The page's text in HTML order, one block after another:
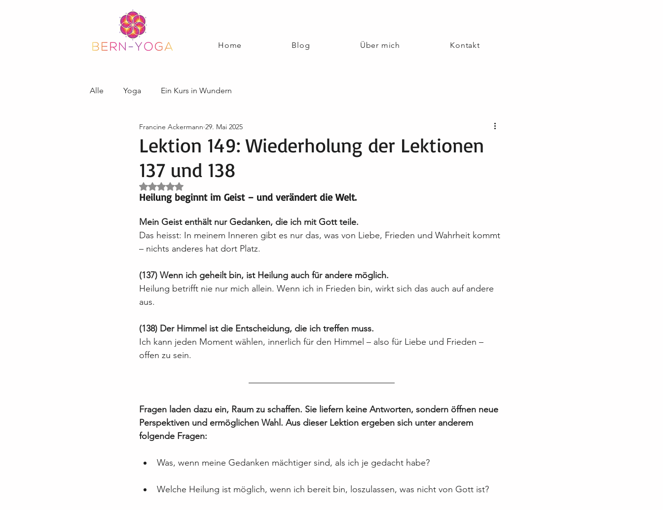
Home Blog Über mich Kontakt
Alle Yoga Ein Kurs in Wundern
Lektion 149: Wiederholung der Lektionen
137 und 138
Francine Ackermann 29. Mai 2025
Mit NaN von 5 Sternen bewertet.
Heilung beginnt im Geist – und verändert die Welt.
Mein Geist enthält nur Gedanken, die ich mit Gott teile.
Das heisst: In meinem Inneren gibt es nur das, was von Liebe, Frieden und Wahrheit kommt
– nichts anderes hat dort Platz.
(137) Wenn ich geheilt bin, ist Heilung auch für andere möglich.
Heilung betrifft nie nur mich allein. Wenn ich in Frieden bin, wirkt sich das auch auf andere
aus.
(138) Der Himmel ist die Entscheidung, die ich treffen muss.
Ich kann jeden Moment wählen, innerlich für den Himmel – also für Liebe und Frieden –
offen zu sein.
Fragen laden dazu ein, Raum zu schaffen. Sie liefern keine Antworten, sondern öffnen neue
Perspektiven und ermöglichen Wahl. Aus dieser Lektion ergeben sich unter anderem
folgende Fragen:
Was, wenn meine Gedanken mächtiger sind, als ich je gedacht habe?
Welche Heilung ist möglich, wenn ich bereit bin, loszulassen, was nicht von Gott ist?